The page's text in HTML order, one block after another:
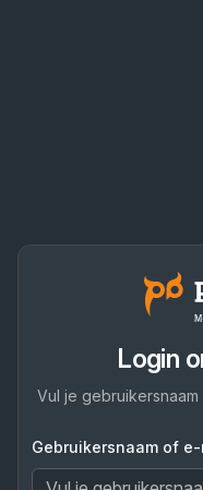
Login
Vul je
Gebruikersnaam of